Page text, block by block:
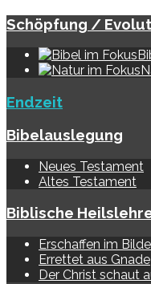
Schöpfung /
Endzeit
Bibelauslegung
Neues Testament
Altes Testament
Biblische
Erschaffen im
Errettet aus Gnade
Der Christ schaut